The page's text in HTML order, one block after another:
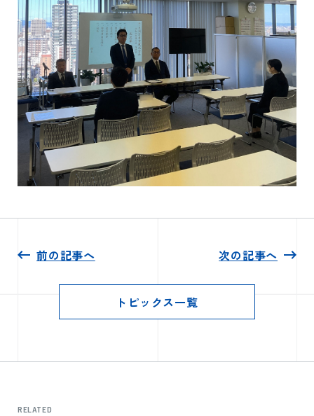
前の記事へ 次の記事へ
トピックス一覧
RELATED